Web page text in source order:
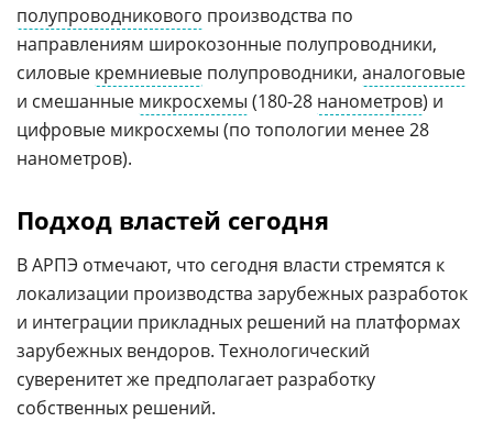
полупроводникового производства по
направлениям широкозонные полупроводники,
силовые кремниевые полупроводники, аналоговые
и смешанные микросхемы (180-28 нанометров) и
цифровые микросхемы (по топологии менее 28
нанометров).
Подход властей сегодня
В АРПЭ отмечают, что сегодня власти стремятся к
локализации производства зарубежных разработок
и интеграции прикладных решений на платформах
зарубежных вендоров. Технологический
суверенитет же предполагает разработку
собственных решений.